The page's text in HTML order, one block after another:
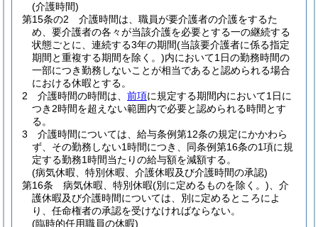
(介護時間)
第15条の2
介護時間は、職員が要介護者の介護をするた
め、要介護者の各々が当該介護を必要とする一の継続する
状態ごとに、連続する3年の期間(当該要介護者に係る指定
期間と重複する期間を除く。)内において1日の勤務時間の
一部につき勤務しないことが相当であると認められる場合
における休暇とする。
2
介護時間の時間は、 前項に規定する期間内において1日に
つき2時間を超えない範囲内で必要と認められる時間とす
る。
3
介護時間については、給与条例第12条の規定にかかわら
ず、その勤務しない1時間につき、同条例第16条の1項に規
定する勤務1時間当たりの給与額を減額する。
(病気休暇、特別休暇、介護休暇及び介護時間の承認)
第16条
病気休暇、特別休暇(別に定めるものを除く。) 、介
護休暇及び介護時間については、別に定めるところによ
り、任命権者の承認を受けなければならない。
(臨時的任用職員の休暇)